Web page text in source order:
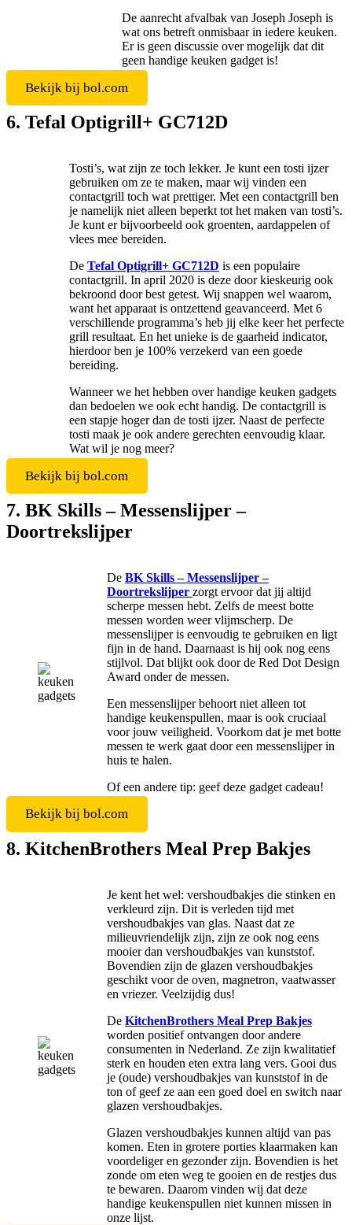
De aanrecht afvalbak van Joseph Joseph is
wat ons betreft onmisbaar in iedere keuken.
Er is geen discussie over mogelijk dat dit
geen handige keuken gadget is!
Bekijk bij bol.com
6. Tefal Optigrill+ GC712D
Tosti’s, wat zijn ze toch lekker. Je kunt een tosti ijzer
gebruiken om ze te maken, maar wij vinden een
contactgrill toch wat prettiger. Met een contactgrill ben
je namelijk niet alleen beperkt tot het maken van tosti’s.
Je kunt er bijvoorbeeld ook groenten, aardappelen of
vlees mee bereiden.
De Tefal Optigrill+ GC712D is een populaire
contactgrill. In april 2020 is deze door kieskeurig ook
bekroond door best getest. Wij snappen wel waarom,
want het apparaat is ontzettend geavanceerd. Met 6
verschillende programma’s heb jij elke keer het perfecte
grill resultaat. En het unieke is de gaarheid indicator,
hierdoor ben je 100% verzekerd van een goede
bereiding.
Wanneer we het hebben over handige keuken gadgets
dan bedoelen we ook echt handig. De contactgrill is
een stapje hoger dan de tosti ijzer. Naast de perfecte
tosti maak je ook andere gerechten eenvoudig klaar.
Wat wil je nog meer?
Bekijk bij bol.com
7. BK Skills – Messenslijper –
Doortrekslijper
De BK Skills – Messenslijper –
Doortrekslijper zorgt ervoor dat jij altijd
scherpe messen hebt. Zelfs de meest botte
messen worden weer vlijmscherp. De
messenslijper is eenvoudig te gebruiken en ligt
fijn in de hand. Daarnaast is hij ook nog eens
stijlvol. Dat blijkt ook door de Red Dot Design
Award onder de messen.
Een messenslijper behoort niet alleen tot
handige keukenspullen, maar is ook cruciaal
voor jouw veiligheid. Voorkom dat je met botte
messen te werk gaat door een messenslijper in
huis te halen.
Of een andere tip: geef deze gadget cadeau!
Bekijk bij bol.com
8. KitchenBrothers Meal Prep Bakjes
Je kent het wel: vershoudbakjes die stinken en
verkleurd zijn. Dit is verleden tijd met
vershoudbakjes van glas. Naast dat ze
milieuvriendelijk zijn, zijn ze ook nog eens
mooier dan vershoudbakjes van kunststof.
Bovendien zijn de glazen vershoudbakjes
geschikt voor de oven, magnetron, vaatwasser
en vriezer. Veelzijdig dus!
De KitchenBrothers Meal Prep Bakjes
worden positief ontvangen door andere
consumenten in Nederland. Ze zijn kwalitatief
sterk en houden eten extra lang vers. Gooi dus
je (oude) vershoudbakjes van kunststof in de
ton of geef ze aan een goed doel en switch naar
glazen vershoudbakjes.
Glazen vershoudbakjes kunnen altijd van pas
komen. Eten in grotere porties klaarmaken kan
voordeliger en gezonder zijn. Bovendien is het
zonde om eten weg te gooien en de restjes dus
te bewaren. Daarom vinden wij dat deze
handige keukenspullen niet kunnen missen in
onze lijst.